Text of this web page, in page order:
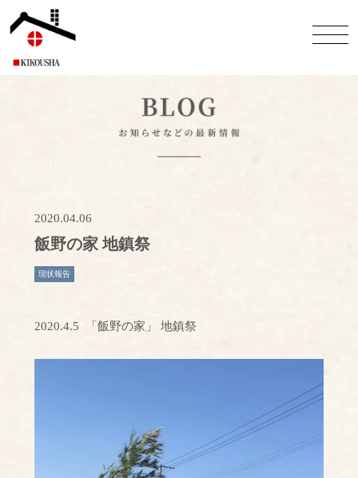
2020.04.06
飯野の家 地鎮祭
現状報告
2020.4.5 「飯野の家」 地鎮祭